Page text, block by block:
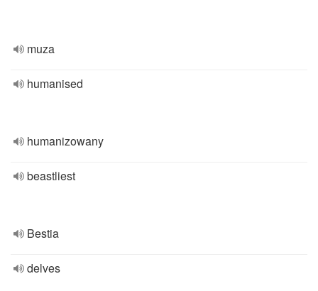
muza
humanised
humanizowany
beastliest
Bestia
delves